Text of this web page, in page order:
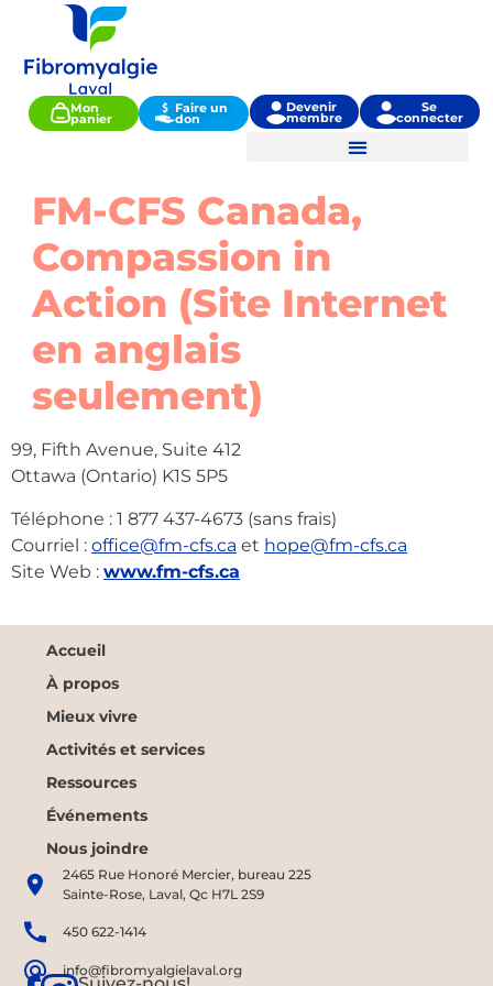
Mon
panier
Faire un
don
Devenir
membre
Se
connecter
FM-CFS Canada,
Compassion in
Action (Site Internet
en anglais
seulement)
99, Fifth Avenue, Suite 412
Ottawa (Ontario) K1S 5P5
Téléphone : 1 877 437-4673 (sans frais)
Courriel : office@fm-cfs.ca et hope@fm-cfs.ca
Site Web : www.fm-cfs.ca
Accueil
À propos
Mieux vivre
Activités et services
Ressources
Événements
Nous joindre
2465 Rue Honoré Mercier, bureau 225
Sainte-Rose, Laval, Qc H7L 2S9
450 622-1414
info@fibromyalgielaval.org